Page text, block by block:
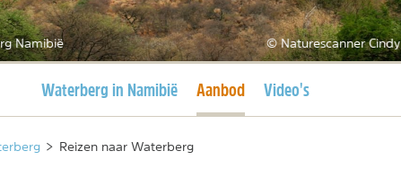
Namibië © Naturescanner Cindy
Huidige pagina
Waterberg in Namibië Huidige pagina
Aanbod Video's
> Reizen naar Waterberg